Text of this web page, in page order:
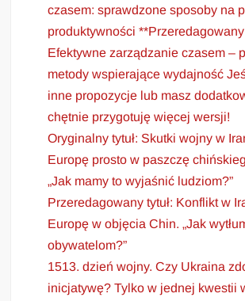
czasem: sprawdzone sposoby na
produktywności **Przeredagowany
Efektywne zarządzanie czasem –
metody wspierające wydajność
inne propozycje lub masz
chętnie przygotuję więcej wersji!
Oryginalny tytuł: Skutki wojny w
Europę prosto w paszczę
„Jak mamy to wyjaśnić ludziom?”
Przeredagowany tytuł: Konflikt w
Europę w objęcia Chin. „Jak
obywatelom?”
1513. dzień wojny. Czy Ukraina
inicjatywę? Tylko w jednej kwestii